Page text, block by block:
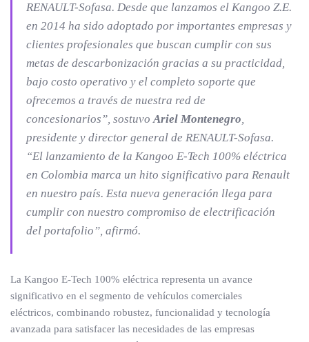
RENAULT-Sofasa. Desde que lanzamos el Kangoo Z.E.
en 2014 ha sido adoptado por importantes empresas y
clientes profesionales que buscan cumplir con sus
metas de descarbonización gracias a su practicidad,
bajo costo operativo y el completo soporte que
ofrecemos a través de nuestra red de
concesionarios”, sostuvoAriel Montenegro,
presidente y director general de RENAULT-Sofasa.
“El lanzamiento de la Kangoo E-Tech 100% eléctrica
en Colombia marca un hito significativo para Renault
en nuestro país. Esta nueva generación llega para
cumplir con nuestro compromiso de electrificación
del portafolio”, afirmó.
La Kangoo E-Tech 100% eléctrica representa un avance
significativo en el segmento de vehículos comerciales
eléctricos, combinando robustez, funcionalidad y tecnología
avanzada para satisfacer las necesidades de las empresas